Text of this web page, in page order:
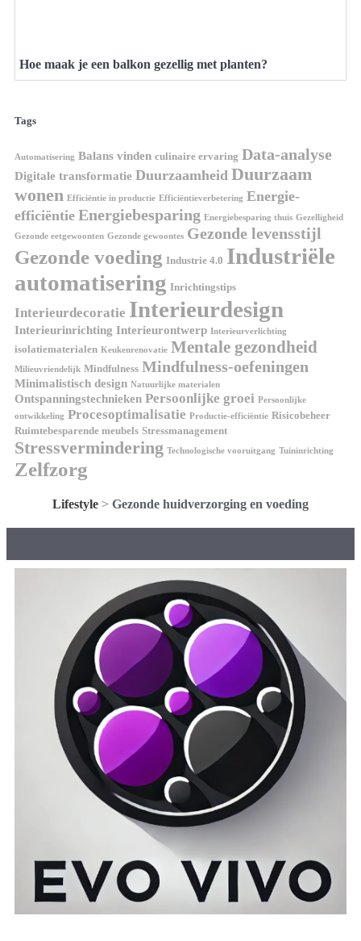
Hoe maak je een balkon gezellig met planten?
Tags
Automatisering Balans vinden culinaire ervaring Data-analyse
Digitale transformatie Duurzaamheid Duurzaam
wonen Efficiëntie in productie Efficiëntieverbetering Energie-
efficiëntie Energiebesparing Energiebesparing thuis Gezelligheid
Gezonde eetgewoonten Gezonde gewoontes Gezonde levensstijl
Gezonde voeding Industrie 4.0 Industriële
automatisering Inrichtingstips
Interieurdecoratie Interieurdesign
Interieurinrichting Interieurontwerp Interieurverlichting
isolatiematerialen Keukenrenovatie Mentale gezondheid
Milieuvriendelijk Mindfulness Mindfulness-oefeningen
Minimalistisch design Natuurlijke materialen
Ontspanningstechnieken Persoonlijke groei Persoonlijke
ontwikkeling Procesoptimalisatie Productie-efficiëntie Risicobeheer
Ruimtebesparende meubels Stressmanagement
Stressvermindering Technologische vooruitgang Tuininrichting
Zelfzorg
Lifestyle > Gezonde huidverzorging en voeding